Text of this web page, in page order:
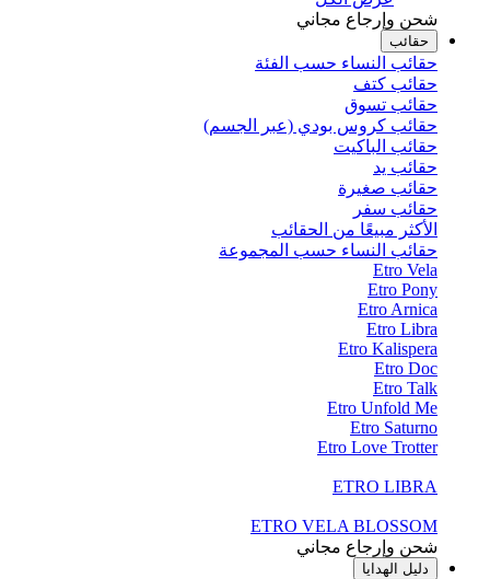
شحن وإرجاع مجاني
حقائب
حقائب النساء حسب الفئة
حقائب كتف
حقائب تسوق
حقائب كروس بودي (عبر الجسم)
حقائب الباكيت
حقائب يد
حقائب صغيرة
حقائب سفر
الأكثر مبيعًا من الحقائب
حقائب النساء حسب المجموعة
Etro Vela
Etro Pony
Etro Arnica
Etro Libra
Etro Kalispera
Etro Doc
Etro Talk
Etro Unfold Me
Etro Saturno
Etro Love Trotter
ETRO LIBRA
ETRO VELA BLOSSOM
شحن وإرجاع مجاني
دليل الهدايا